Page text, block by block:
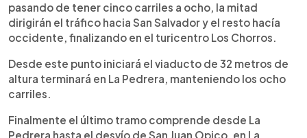
pasando de tener cinco carriles a ocho, la mitad
dirigirán el tráfico hacia San Salvador y el resto hacía
occidente, finalizando en el turicentro Los Chorros.
Desde este punto iniciará el viaducto de 32 metros de
altura terminará en La Pedrera, manteniendo los ocho
carriles.
Finalmente el último tramo comprende desde La
Pedrera hasta el desvío de San Juan Opico, en La